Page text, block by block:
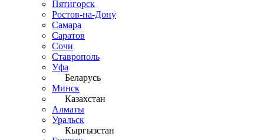
Пятигорск
Ростов-на-Дону
Самара
Саратов
Сочи
Ставрополь
Уфа
Беларусь
Минск
Казахстан
Алматы
Уральск
Кыргызстан